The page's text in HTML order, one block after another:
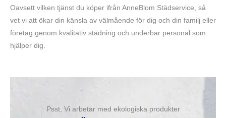
Oavsett vilken tjänst du köper ifrån AnneBlom Städservice, så
vet vi att ökar din känsla av välmående för dig och din familj eller
företag genom kvalitativ städning och underbar personal som
hjälper dig.
Psst, Vi arbetar med ekologiska produkter